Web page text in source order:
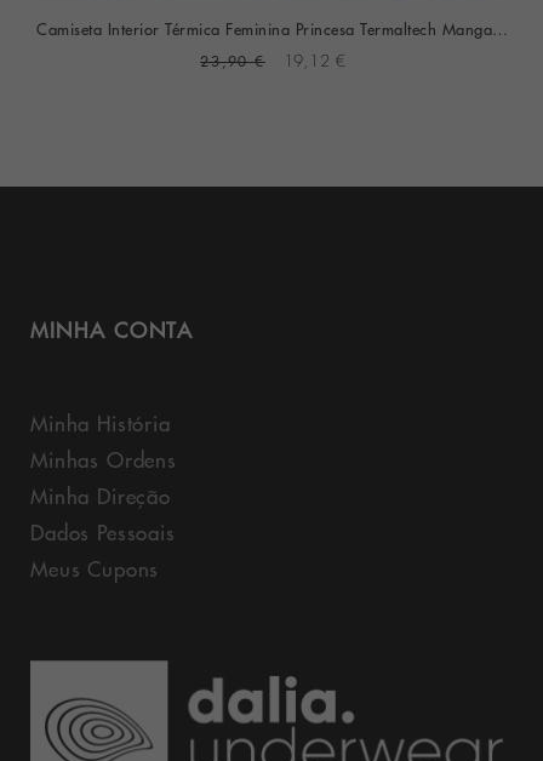
Camiseta Interior Térmica Feminina Princesa Termaltech Manga Comprida
23,90 € 19,12 €
MINHA CONTA
Minha História
Minhas Ordens
Minha Direção
Dados Pessoais
Meus Cupons